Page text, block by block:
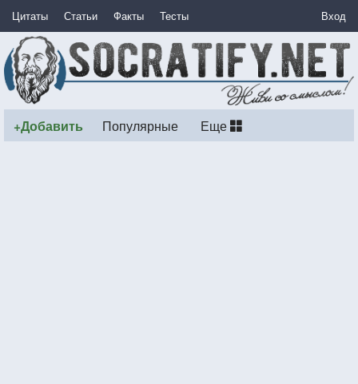
Цитаты Статьи Факты Тесты Вход
+Добавить Популярные Еще